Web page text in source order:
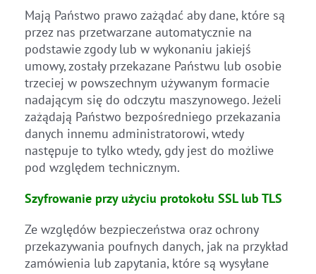
Mają Państwo prawo zażądać aby dane, które są
przez nas przetwarzane automatycznie na
podstawie zgody lub w wykonaniu jakiejś
umowy, zostały przekazane Państwu lub osobie
trzeciej w powszechnym używanym formacie
nadającym się do odczytu maszynowego. Jeżeli
zażądają Państwo bezpośredniego przekazania
danych innemu administratorowi, wtedy
następuje to tylko wtedy, gdy jest do możliwe
pod względem technicznym.
Szyfrowanie przy użyciu protokołu SSL lub TLS
Ze względów bezpieczeństwa oraz ochrony
przekazywania poufnych danych, jak na przykład
zamówienia lub zapytania, które są wysyłane